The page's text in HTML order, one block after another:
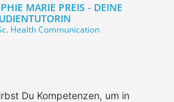
MARIE PREIS - DEINE
Health Communication
Du Kompetenzen, um in